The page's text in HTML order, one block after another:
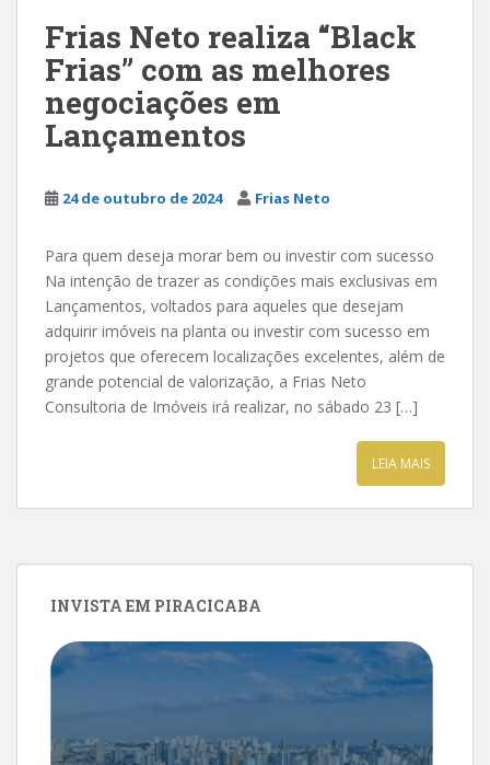
Frias Neto realiza “Black
Frias” com as melhores
negociações em
Lançamentos
24 de outubro de 2024 Frias Neto
Para quem deseja morar bem ou investir com sucesso
Na intenção de trazer as condições mais exclusivas em
Lançamentos, voltados para aqueles que desejam
adquirir imóveis na planta ou investir com sucesso em
projetos que oferecem localizações excelentes, além de
grande potencial de valorização, a Frias Neto
Consultoria de Imóveis irá realizar, no sábado 23 […]
LEIA MAIS
INVISTA EM PIRACICABA